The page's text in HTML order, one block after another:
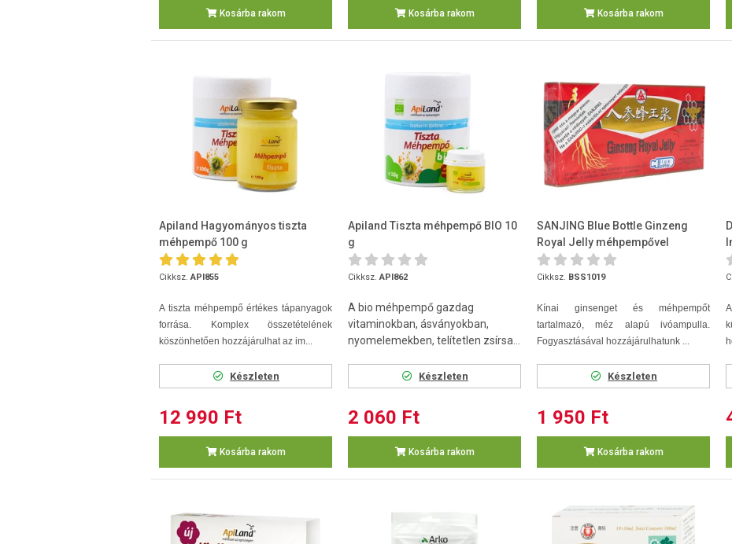
Kosárba rakom Kosárba rakom Kosárba rakom
Apiland Hagyományos tiszta
méhpempő 100 g
Cikksz.API855
A tiszta méhpempő értékes tápanyagok
forrása. Komplex összetételének
köszönhetően hozzájárulhat az im...
Készleten
12 990 Ft
Kosárba rakom
Apiland Tiszta méhpempő BIO 10
g
Cikksz.API862
A bio méhpempő gazdag
vitaminokban, ásványokban,
nyomelemekben, telítetlen zsírsa...
Készleten
2 060 Ft
Kosárba rakom
SANJING Blue Bottle Ginzeng
Royal Jelly méhpempővel
ampulla 10db
Cikksz. BSS1019
Kínai ginsenget és méhpempőt
tartalmazó, méz alapú ivóampulla.
Fogyasztásával hozzájárulhatunk ...
Készleten
1 950 Ft
Kosárba rakom